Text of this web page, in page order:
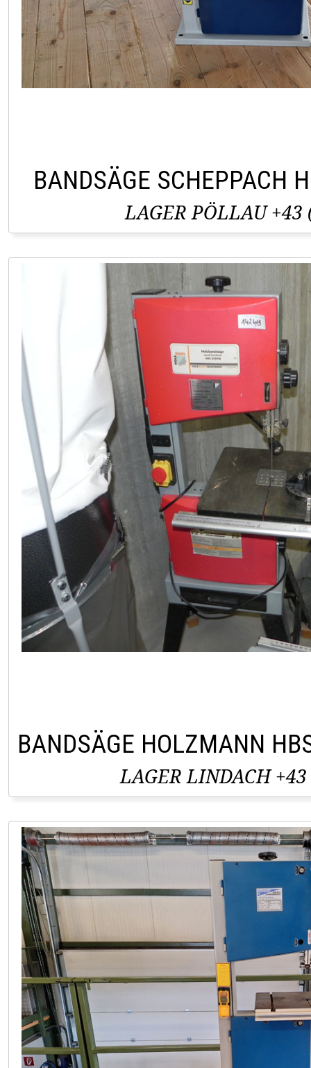
BANDSÄGE SCHEPPACH
LAGER PÖLLAU +43
BANDSÄGE HOLZMANN
LAGER LINDACH